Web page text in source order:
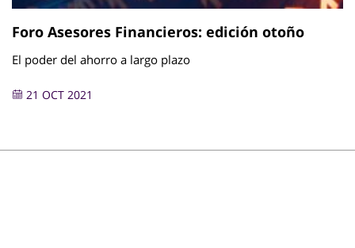
Foro Asesores Financieros: edición otoño
El poder del ahorro a largo plazo
21 OCT 2021